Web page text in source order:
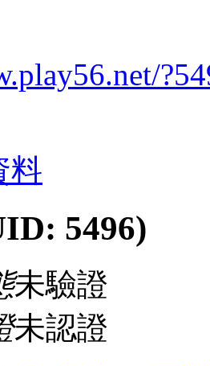
料
5496)
未驗證
未認證